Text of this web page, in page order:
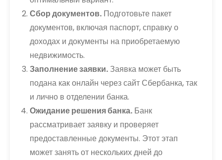
Сбор документов. Подготовьте пакет
документов, включая паспорт, справку о
доходах и документы на приобретаемую
недвижимость.
Заполнение заявки. Заявка может быть
подана как онлайн через сайт Сбербанка, так
и лично в отделении банка.
Ожидание решения банка. Банк
рассматривает заявку и проверяет
предоставленные документы. Этот этап
может занять от нескольких дней до